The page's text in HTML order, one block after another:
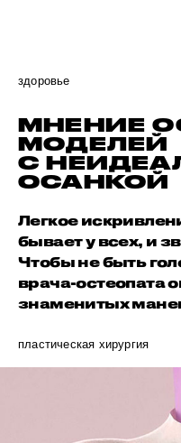
здоровье
МНЕНИЕ
МОДЕЛЕЙ
С
ОСАНКОЙ
­­Легкое
бывает у всех, и
Чтобы не быть
врача-остеопата
знаменитых
пластическая хирургия